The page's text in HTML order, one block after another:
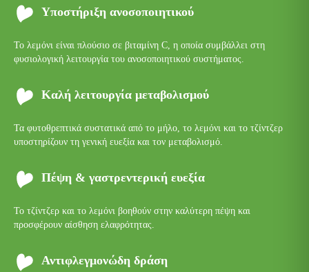
Υποστήριξη ανοσοποιητικού
Το λεμόνι είναι πλούσιο σε βιταμίνη C, η οποία συμβάλλει στη
φυσιολογική λειτουργία του ανοσοποιητικού συστήματος.
Καλή λειτουργία μεταβολισμού
Τα φυτοθρεπτικά συστατικά από το μήλο, το λεμόνι και το τζίντζερ
υποστηρίζουν τη γενική ευεξία και τον μεταβολισμό.
Πέψη & γαστρεντερική ευεξία
Το τζίντζερ και το λεμόνι βοηθούν στην καλύτερη πέψη και
προσφέρουν αίσθηση ελαφρότητας.
Αντιφλεγμονώδη δράση